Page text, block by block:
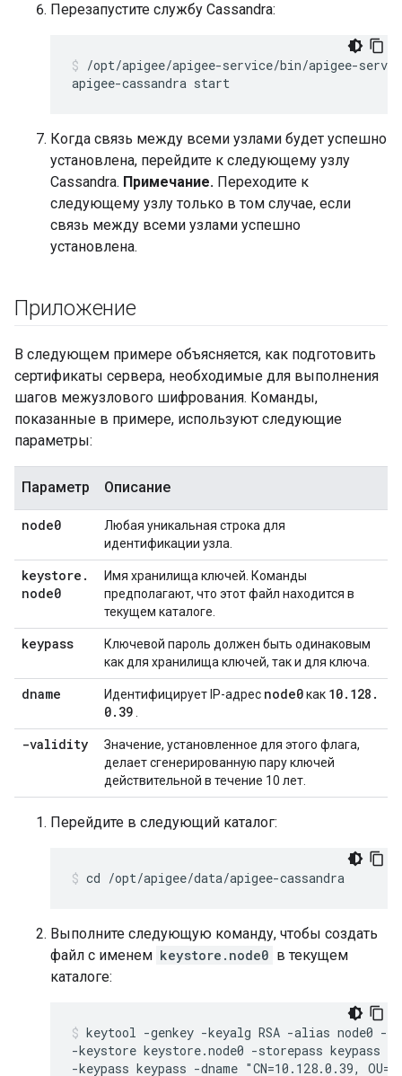
Перезапустите службу Cassandra:
/opt/apigee/apigee-service/bin/apigee-
apigee-cassandra start
Когда связь между всеми узлами будет успешно
установлена, перейдите к следующему узлу
Cassandra. Примечание. Переходите к
следующему узлу только в том случае, если
связь между всеми узлами успешно
установлена.
Приложение
В следующем примере объясняется, как подготовить
сертификаты сервера, необходимые для выполнения
шагов межузлового шифрования. Команды,
показанные в примере, используют следующие
параметры:
Параметр Описание
node0
Любая уникальная строка для
идентификации узла.
keystore .
node0
Имя хранилища ключей. Команды
предполагают, что этот файл находится в
текущем каталоге.
keypass
Ключевой пароль должен быть одинаковым
как для хранилища ключей, так и для ключа.
dname Идентифицирует IP-адрес node0как 10. 128 .
0. 39
-validity
Значение, установленное для этого флага,
делает сгенерированную пару ключей
действительной в течение 10 лет.
Перейдите в следующий каталог:
cd /opt/apigee/data/apigee-cassandra
Выполните следующую команду, чтобы создать
файл с именем keystore.node0 в текущем
каталоге:
keytool -genkey -keyalg RSA -alias node0 -
-keystore keystore.node0 -storepass keypass \
-keypass keypass -dname "CN=10.128.0.39,